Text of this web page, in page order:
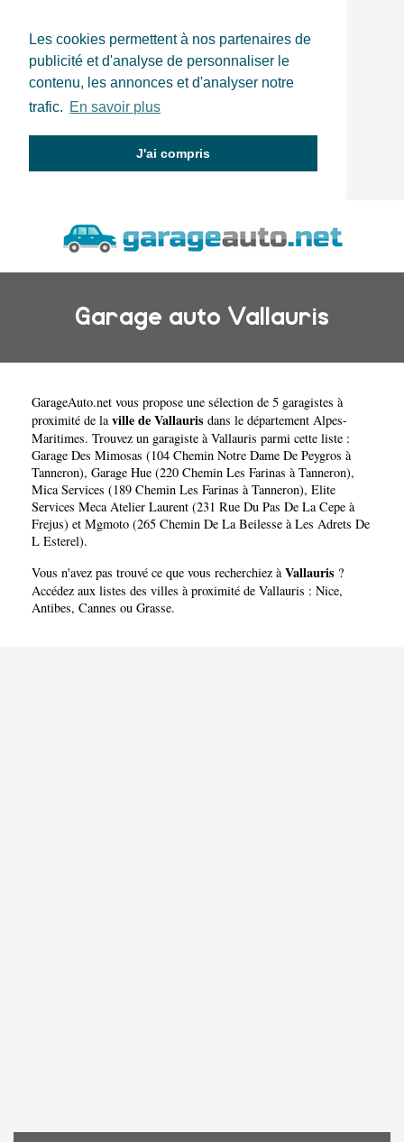
Les cookies permettent à nos partenaires de
publicité et d'analyse de personnaliser le
contenu, les annonces et d'analyser notre
trafic. En savoir plus
J'ai compris
Garage auto Vallauris
GarageAuto.net vous propose une sélection de 5 garagistes à
proximité de laville de Vallauris dans le département Alpes-
Maritimes. Trouvez un garagiste à Vallauris parmi cette liste :
Garage Des Mimosas (104 Chemin Notre Dame De Peygros à
Tanneron), Garage Hue (220 Chemin Les Farinas à Tanneron),
Mica Services (189 Chemin Les Farinas à Tanneron), Elite
Services Meca Atelier Laurent (231 Rue Du Pas De La Cepe à
Frejus) et Mgmoto (265 Chemin De La Beilesse à Les Adrets De
L Esterel).
Vous n'avez pas trouvé ce que vous recherchiez à Vallauris ?
Accédez aux listes des villes à proximité de Vallauris : Nice,
Antibes, Cannes ou Grasse.